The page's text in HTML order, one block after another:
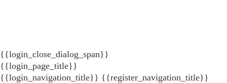
{{login_close_dialog_span}}
{{login_page_title}}
{{login_navigation_title}} {{register_navigation_title}}